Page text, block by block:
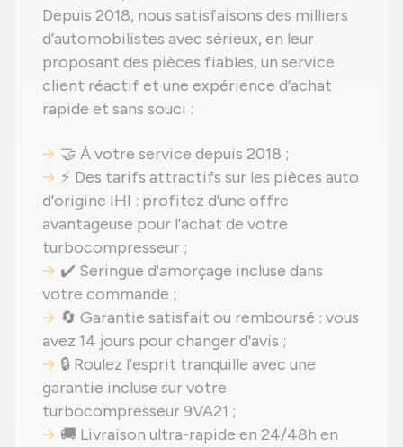
Depuis 2018, nous satisfaisons des milliers
d’automobilistes avec sérieux, en leur
proposant des pièces fiables, un service
client réactif et une expérience d’achat
rapide et sans souci :
🤝 À votre service depuis 2018 ;
⚡ Des tarifs attractifs sur les pièces auto
d'origine IHI : profitez d'une offre
avantageuse pour l'achat de votre
turbocompresseur ;
✔️ Seringue d'amorçage incluse dans
votre commande ;
🔄 Garantie satisfait ou remboursé : vous
avez 14 jours pour changer d'avis ;
🔒 Roulez l'esprit tranquille avec une
garantie incluse sur votre
turbocompresseur 9VA21 ;
🚚 Livraison ultra-rapide en 24/48h en